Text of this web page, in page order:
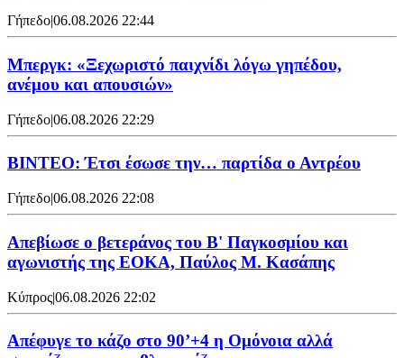
Γήπεδο|06.08.2026 22:44
Μπεργκ: «Ξεχωριστό παιχνίδι λόγω γηπέδου,
ανέμου και απουσιών»
Γήπεδο|06.08.2026 22:29
ΒΙΝΤΕΟ: Έτσι έσωσε την… παρτίδα ο Αντρέου
Γήπεδο|06.08.2026 22:08
Απεβίωσε ο βετεράνος του Β' Παγκοσμίου και
αγωνιστής της ΕΟΚΑ, Παύλος Μ. Κασάπης
Κύπρος|06.08.2026 22:02
Απέφυγε το κάζο στο 90’+4 η Ομόνοια αλλά